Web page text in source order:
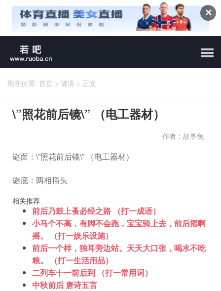
✕
现在位置: 首页 > 谜语 > 正文
\”照花前后镜\” （电工器材）
作者：故事兔
谜面：\”照花前后镜\” （电工器材）
谜底：两相插头
相关推荐
前后乃鼓上蚤必经之路 （打一成语）
小马个不高，有脚不会跑，宝宝骑上去，前后摇啊
摇。 （打一娱乐设施）
前后一个样，独耳旁边站。天天大口张，喝水不吃
粮。 （打一生活用品）
二列车十一前后到 （打一常用词）
中秋前后 唐诗五言